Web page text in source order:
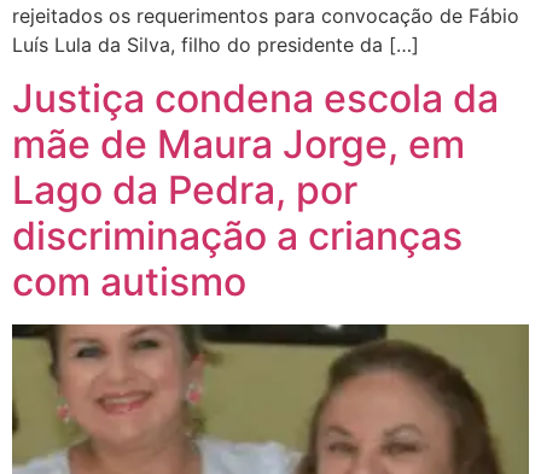
rejeitados os requerimentos para convocação de Fábio
Luís Lula da Silva, filho do presidente da […]
Justiça condena escola da
mãe de Maura Jorge, em
Lago da Pedra, por
discriminação a crianças
com autismo